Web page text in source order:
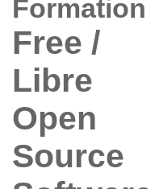
Formation
Free /
Libre
Open
Source